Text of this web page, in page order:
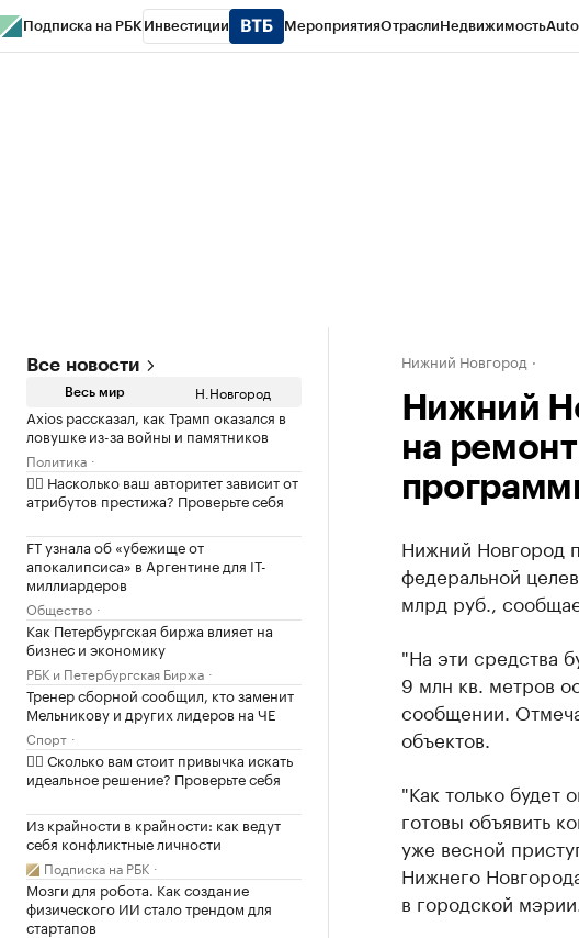
Подписка на РБК Инвестиции МероприятияОтраслиНедвижимость
Все новости
Весь мир Н.Новгород
Axios рассказал, как Трамп оказался в
ловушке из-за войны и памятников
Политика
✍🏻 Насколько ваш авторитет зависит от
атрибутов престижа? Проверьте себя
FT узнала об «убежище от
апокалипсиса» в Аргентине для IT-
миллиардеров
Общество
Как Петербургская биржа влияет на
бизнес и экономику
РБК и Петербургская Биржа
Тренер сборной сообщил, кто заменит
Мельникову и других лидеров на ЧЕ
Спорт
✍🏻 Сколько вам стоит привычка искать
идеальное решение? Проверьте себя
Из крайности в крайности: как ведут
себя конфликтные личности
Подписка на РБК
Мозги для робота. Как создание
физического ИИ стало трендом для
стартапов
Нижний Новгород
Нижний
на
Нижний Новгород
федеральной
млрд руб.,
"На эти средства
9 млн кв. метров
сообщении.
объектов.
"Как только будет
готовы объявить
уже весной
Нижнего
в городской мэрии.